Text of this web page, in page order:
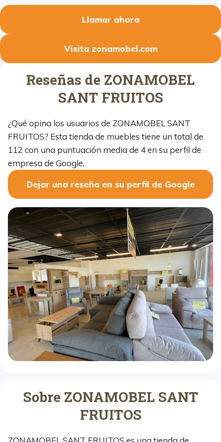
Llamar ahora
Visita zonamobel.com
Reseñas de ZONAMOBEL
SANT FRUITOS
¿Qué opina los usuarios de ZONAMOBEL SANT
FRUITOS? Esta tienda de muebles tiene un total de
112 con una puntuación media de 4 en su perfil de
empresa de Google.
Dejar una reseña en su perfil de Google
Sobre ZONAMOBEL SANT
FRUITOS